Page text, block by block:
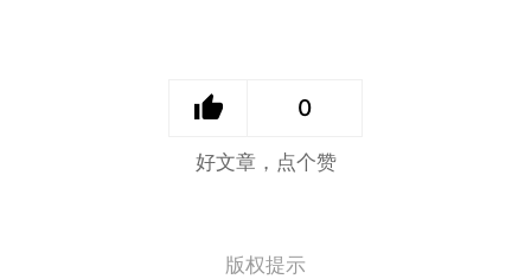
0
好文章，点个赞
版权提示